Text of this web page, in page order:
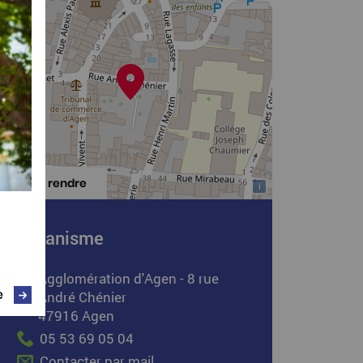
i
S'y rendre
Urbanisme
Agglomération d'Agen - 8 rue
André Chénier
47916 Agen
05 53 69 05 04